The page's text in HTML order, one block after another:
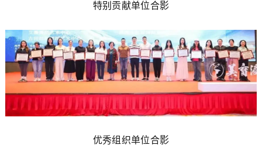
特别贡献单位合影
优秀组织单位合影